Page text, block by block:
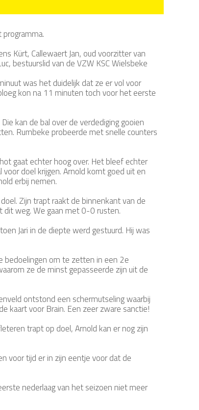
Kürt, Callewaert Jan, oud voorzitter van
bestuurslid van de VZW KSC Wielsbeke
was het duidelijk dat ze er vol voor
kon na 11 minuten toch voor het eerste
kan de bal over de verdediging gooien
Rumbeke probeerde met snelle counters
gaat echter hoog over. Het bleef echter
doel krijgen. Arnold komt goed uit en
erbij nemen.
Zijn trapt raakt de binnenkant van de
weg. We gaan met 0-0 rusten.
Jari in de diepte werd gestuurd. Hij was
bedoelingen om te zetten in een 2e
ze de minst gepasseerde zijn uit de
ontstond een schermutseling waarbij
kaart voor Brain. Een zeer zware sanctie!
trapt op doel, Arnold kan er nog zijn
voor tijd er in zijn eentje voor dat de
nederlaag van het seizoen niet meer